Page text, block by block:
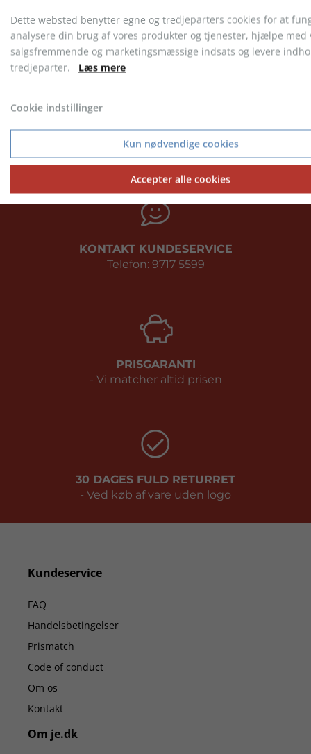
fra 638,69 kr. fra 287,37 kr.
KONTAKT KUNDESERVICE
Telefon: 9717 5599
PRISGARANTI
- Vi matcher altid prisen
30 DAGES FULD RETURRET
- Ved køb af vare uden logo
Kundeservice
FAQ
Handelsbetingelser
Prismatch
Code of conduct
Om os
Kontakt
Om je.dk
Dette websted benytter egne og tredjeparters cookies for at
analysere din brug af vores produkter og tjenester, hjælpe med
salgsfremmende og marketingsmæssige indsats og levere
tredjeparter. Læs mere
Cookie indstillinger
Kun nødvendige cookies
Accepter alle cookies